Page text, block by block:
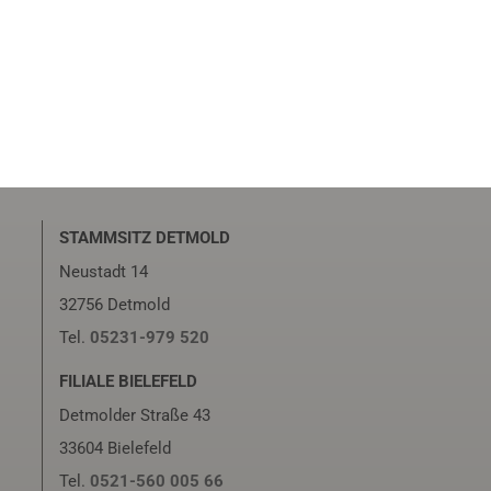
STAMMSITZ DETMOLD
Neustadt 14
32756 Detmold
Tel. 05231-979 520
FILIALE BIELEFELD
Detmolder Straße 43
33604 Bielefeld
Tel. 0521-560 005 66